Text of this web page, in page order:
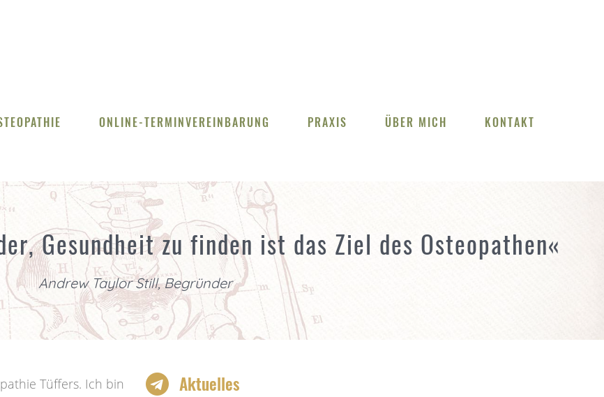
ONLINE-TERMINVEREINBARUNG PRAXIS ÜBER MICH KONTAKT
Gesundheit zu finden ist das Ziel des Osteopathen«
Andrew Taylor Still, Begründer
Tüffers. Ich bin
Aktuelles